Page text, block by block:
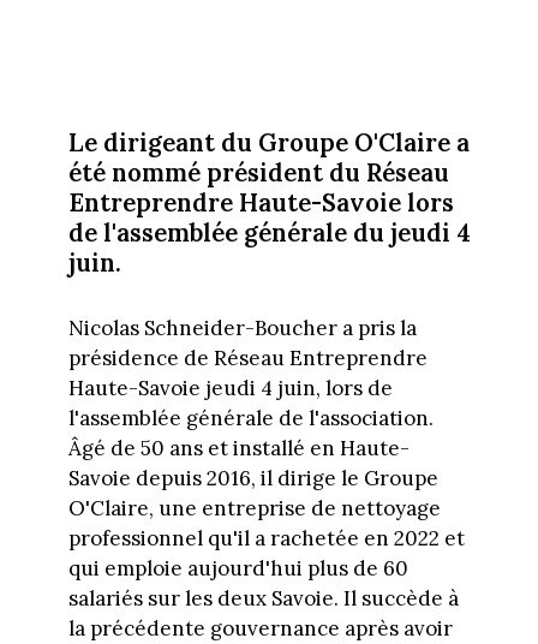
Le dirigeant du Groupe O'Claire a
été nommé président du Réseau
Entreprendre Haute-Savoie lors
de l'assemblée générale du jeudi 4
juin.
Nicolas Schneider-Boucher a pris la
présidence de Réseau Entreprendre
Haute-Savoie jeudi 4 juin, lors de
l'assemblée générale de l'association.
Âgé de 50 ans et installé en Haute-
Savoie depuis 2016, il dirige le Groupe
O'Claire, une entreprise de nettoyage
professionnel qu'il a rachetée en 2022 et
qui emploie aujourd'hui plus de 60
salariés sur les deux Savoie. Il succède à
la précédente gouvernance après avoir